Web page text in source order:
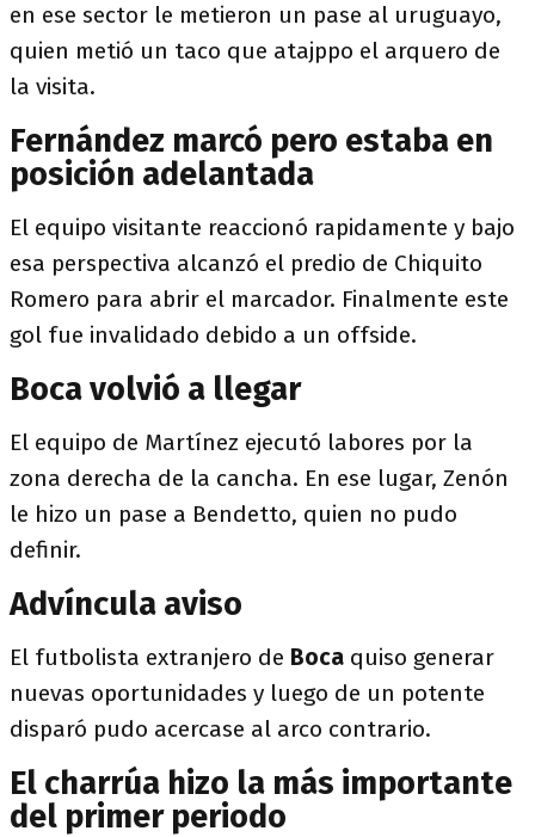
en ese sector le metieron un pase al uruguayo,
quien metió un taco que atajppo el arquero de
la visita.
Fernández marcó pero estaba en
posición adelantada
El equipo visitante reaccionó rapidamente y bajo
esa perspectiva alcanzó el predio de Chiquito
Romero para abrir el marcador. Finalmente este
gol fue invalidado debido a un offside.
Boca volvió a llegar
El equipo de Martínez ejecutó labores por la
zona derecha de la cancha. En ese lugar, Zenón
le hizo un pase a Bendetto, quien no pudo
definir.
Advíncula aviso
El futbolista extranjero de Boca quiso generar
nuevas oportunidades y luego de un potente
disparó pudo acercase al arco contrario.
El charrúa hizo la más importante
del primer periodo